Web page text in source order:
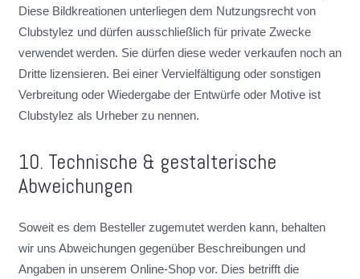
Diese Bildkreationen unterliegen dem Nutzungsrecht von
Clubstylez und dürfen ausschließlich für private Zwecke
verwendet werden. Sie dürfen diese weder verkaufen noch an
Dritte lizensieren. Bei einer Vervielfältigung oder sonstigen
Verbreitung oder Wiedergabe der Entwürfe oder Motive ist
Clubstylez als Urheber zu nennen.
10. Technische & gestalterische
Abweichungen
Soweit es dem Besteller zugemutet werden kann, behalten
wir uns Abweichungen gegenüber Beschreibungen und
Angaben in unserem Online-Shop vor. Dies betrifft die